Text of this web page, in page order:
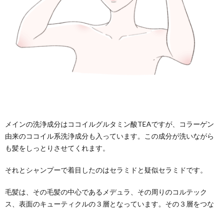
メインの洗浄成分はココイルグルタミン酸TEAですが、コラーゲン
由来のココイル系洗浄成分も入っています。この成分が洗いながら
も髪をしっとりさせてくれます。
それとシャンプーで着目したのはセラミドと疑似セラミドです。
毛髪は、その毛髪の中心であるメデュラ、その周りのコルテック
ス、表面のキューティクルの３層となっています。その３層をつな